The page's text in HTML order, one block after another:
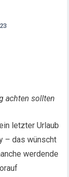
achten sollten
letzter Urlaub
– das wünscht
werdende